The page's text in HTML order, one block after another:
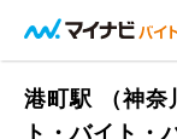
港町駅 （神奈
ト・バイト・